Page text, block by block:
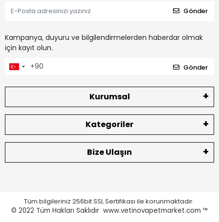
Gönder
Kampanya, duyuru ve bilgilendirmelerden haberdar olmak
için kayıt olun.
Gönder
Kurumsal
Kategoriler
Bize Ulaşın
Tüm bilgileriniz 256bit SSL Sertifikası ile korunmaktadır.
© 2022 Tüm Hakları Saklıdır www.vetinovapetmarket.com ™